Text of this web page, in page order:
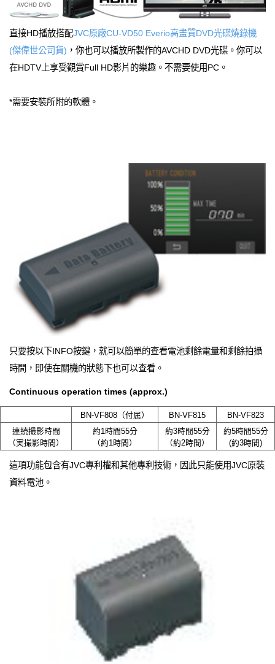
直接HD播放搭配JVC原廠CU-VD50 Everio高畫質DVD光碟燒錄機
(傑偉世公司貨) ，你也可以播放所製作的AVCHD DVD光碟。你可以
在HDTV上享受觀賞Full HD影片的樂趣。不需要使用PC。
*需要安裝所附的軟體。
只要按以下INFO按鍵，就可以簡單的查看電池剩餘電量和剩餘拍攝
時間，即使在關機的狀態下也可以查看。
Continuous operation times (approx.)
BN-VF808（付属） BN-VF815
BN-VF823
連続撮影時間
（実撮影時間）
約1時間55分
（約1時間）
約3時間55分
（約2時間）
約5時間55分
(約3時間)
這項功能包含有JVC專利權和其他專利技術，因此只能使用JVC原裝
資料電池。